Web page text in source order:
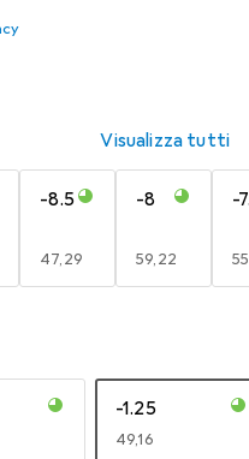
Visualizza tutti
-8.5
EUR
47,29
-8
EUR
59,22
-
-1.25
EUR
49,16